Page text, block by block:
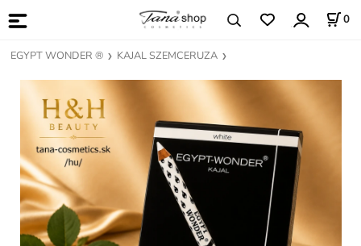
0
EGYPT WONDER ® KAJAL SZEMCERUZA